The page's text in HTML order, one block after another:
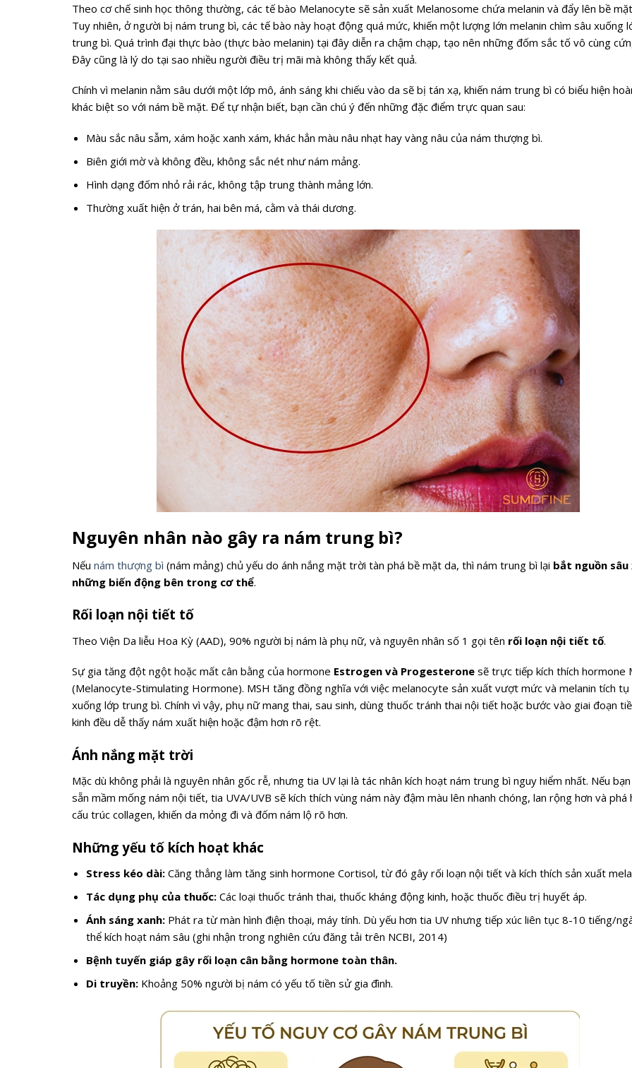
Theo cơ chế sinh học thông thường, các tế bào Melanocyte sẽ sản xuất Melanosome chứa melanin và đẩy lên bề
Tuy nhiên, ở người bị nám trung bì, các tế bào này hoạt động quá mức, khiến một lượng lớn melanin chìm sâu xuống
trung bì. Quá trình đại thực bào (thực bào melanin) tại đây diễn ra chậm chạp, tạo nên những đốm sắc tố vô cùng
Đây cũng là lý do tại sao nhiều người điều trị mãi mà không thấy kết quả.
Chính vì melanin nằm sâu dưới một lớp mô, ánh sáng khi chiếu vào da sẽ bị tán xạ, khiến nám trung bì có biểu hiện
khác biệt so với nám bề mặt. Để tự nhận biết, bạn cần chú ý đến những đặc điểm trực quan sau:
Màu sắc nâu sẫm, xám hoặc xanh xám, khác hẳn màu nâu nhạt hay vàng nâu của nám thượng bì.
Biên giới mờ và không đều, không sắc nét như nám mảng.
Hình dạng đốm nhỏ rải rác, không tập trung thành mảng lớn.
Thường xuất hiện ở trán, hai bên má, cằm và thái dương.
Nguyên nhân nào gây ra nám trung bì?
Nếu nám thượng bì (nám mảng) chủ yếu do ánh nắng mặt trời tàn phá bề mặt da, thì nám trung bì lại bắt nguồn
những biến động bên trong cơ thể.
Rối loạn nội tiết tố
Theo Viện Da liễu Hoa Kỳ (AAD), 90% người bị nám là phụ nữ, và nguyên nhân số 1 gọi tên rối loạn nội tiết tố.
Sự gia tăng đột ngột hoặc mất cân bằng của hormone Estrogen và Progesterone sẽ trực tiếp kích thích hormone
(Melanocyte-Stimulating Hormone). MSH tăng đồng nghĩa với việc melanocyte sản xuất vượt mức và melanin tích tụ
xuống lớp trung bì. Chính vì vậy, phụ nữ mang thai, sau sinh, dùng thuốc tránh thai nội tiết hoặc bước vào giai đoạn
kinh đều dễ thấy nám xuất hiện hoặc đậm hơn rõ rệt.
Ánh nắng mặt trời
Mặc dù không phải là nguyên nhân gốc rễ, nhưng tia UV lại là tác nhân kích hoạt nám trung bì nguy hiểm nhất. Nếu
sẵn mầm mống nám nội tiết, tia UVA/UVB sẽ kích thích vùng nám này đậm màu lên nhanh chóng, lan rộng hơn và phá
cấu trúc collagen, khiến da mỏng đi và đốm nám lộ rõ hơn.
Những yếu tố kích hoạt khác
Stress kéo dài:Căng thẳng làm tăng sinh hormone Cortisol, từ đó gây rối loạn nội tiết và kích thích sản xuất
Tác dụng phụ của thuốc:Các loại thuốc tránh thai, thuốc kháng động kinh, hoặc thuốc điều trị huyết áp.
Ánh sáng xanh:Phát ra từ màn hình điện thoại, máy tính. Dù yếu hơn tia UV nhưng tiếp xúc liên tục 8-10 tiếng/
thể kích hoạt nám sâu (ghi nhận trong nghiên cứu đăng tải trên NCBI, 2014)
Bệnh tuyến giáp gây rối loạn cân bằng hormone toàn thân.
Di truyền:Khoảng 50% người bị nám có yếu tố tiền sử gia đình.